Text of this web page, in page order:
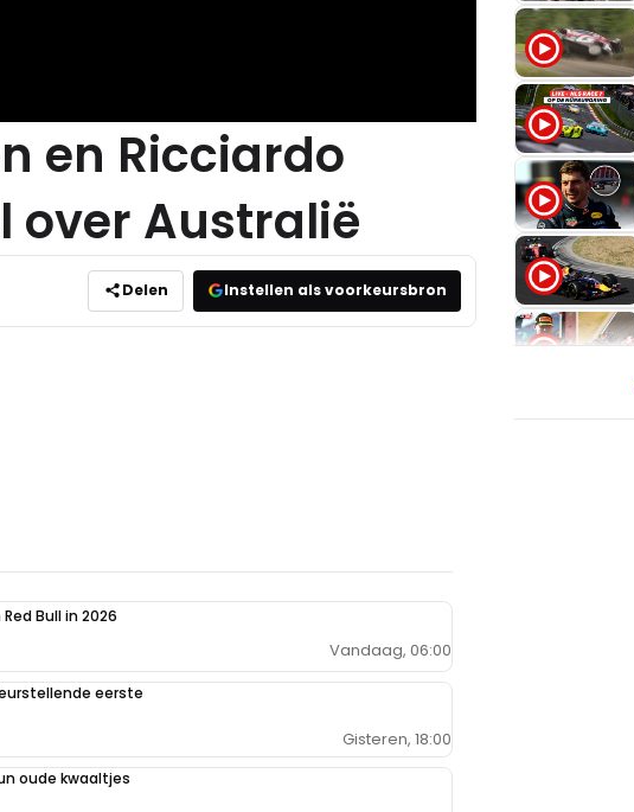
en Ricciardo
over Australië
Delen Instellen als voorkeursbron
Bull in 2026
Vandaag, 06:00
eerste
Gisteren, 18:00
oude kwaaltjes